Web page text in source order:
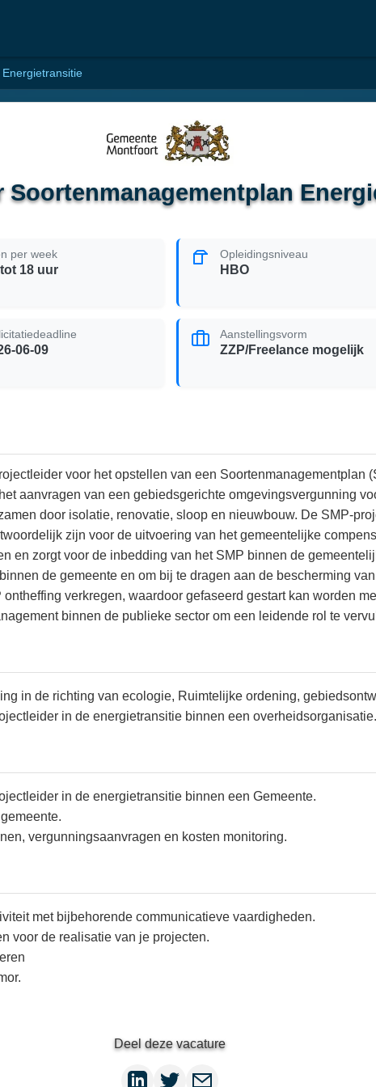
Soortenmanagementplan
per week
18 uur
Opleidingsniveau
HBO
06-09
Aanstellingsvorm
ZZP/Freelance mogelijk
voor het opstellen van een Soortenmanagementplan
aanvragen van een gebiedsgerichte omgevingsvergunning
door isolatie, renovatie, sloop en nieuwbouw. De SMP-
zijn voor de uitvoering van het gemeentelijke
en zorgt voor de inbedding van het SMP binnen de
de gemeente en om bij te dragen aan de bescherming
verkregen, waardoor gefaseerd gestart kan worden
binnen de publieke sector om een leidende rol te
in de richting van ecologie, Ruimtelijke ordening,
in de energietransitie binnen een overheidsorganisatie.
in de energietransitie binnen een Gemeente.
vergunningsaanvragen en kosten monitoring.
met bijbehorende communicatieve vaardigheden.
voor de realisatie van je projecten.
Deel deze vacature